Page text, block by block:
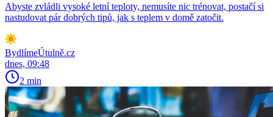
Abyste zvládli vysoké letní teploty, nemusíte nic trénovat, postačí si
nastudovat pár dobrých tipů, jak s teplem v domě zatočit.
BydlímeÚtulně.cz
dnes, 09:48
2 min